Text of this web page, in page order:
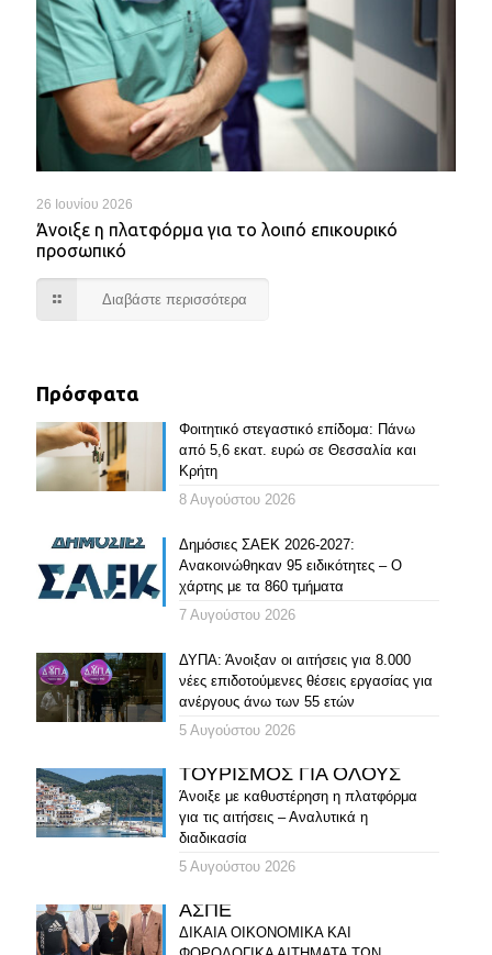
26 Ιουνίου 2026
Άνοιξε η πλατφόρμα για το λοιπό επικουρικό
προσωπικό
Διαβάστε περισσότερα
Πρόσφατα
Φοιτητικό στεγαστικό επίδομα: Πάνω
από 5,6 εκατ. ευρώ σε Θεσσαλία και
Κρήτη
8 Αυγούστου 2026
Δημόσιες ΣΑΕΚ 2026-2027:
Ανακοινώθηκαν 95 ειδικότητες – Ο
χάρτης με τα 860 τμήματα
7 Αυγούστου 2026
ΔΥΠΑ: Άνοιξαν οι αιτήσεις για 8.000
νέες επιδοτούμενες θέσεις εργασίας για
ανέργους άνω των 55 ετών
5 Αυγούστου 2026
ΤΟΥΡΙΣΜΟΣ ΓΙΑ ΟΛΟΥΣ
Άνοιξε με καθυστέρηση η πλατφόρμα
για τις αιτήσεις – Αναλυτικά η
διαδικασία
5 Αυγούστου 2026
ΑΣΠΕ
ΔΙΚΑΙΑ ΟΙΚΟΝΟΜΙΚΑ ΚΑΙ